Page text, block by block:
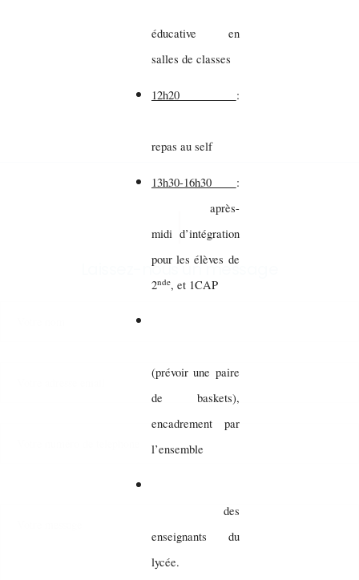
éducative en
salles de classes
12h20 :
repas au self
13h30-16h30 :
après-
midi d’intégration
pour les élèves de
2nde, et 1CAP
(prévoir une paire
de baskets),
encadrement par
l’ensemble
des
enseignants du
lycée.
Laissez-nous un message